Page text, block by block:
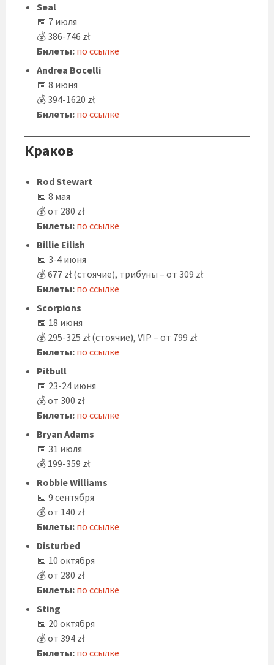
Seal
📅 7 июля
💰 386-746 zł
Билеты: по ссылке
Andrea Bocelli
📅 8 июня
💰 394-1620 zł
Билеты: по ссылке
Краков
Rod Stewart
📅 8 мая
💰 от 280 zł
Билеты: по ссылке
Billie Eilish
📅 3-4 июня
💰 677 zł (стоячие), трибуны – от 309 zł
Билеты: по ссылке
Scorpions
📅 18 июня
💰 295-325 zł (стоячие), VIP – от 799 zł
Билеты: по ссылке
Pitbull
📅 23-24 июня
💰 от 300 zł
Билеты: по ссылке
Bryan Adams
📅 31 июля
💰 199-359 zł
Robbie Williams
📅 9 сентября
💰 от 140 zł
Билеты: по ссылке
Disturbed
📅 10 октября
💰 от 280 zł
Билеты: по ссылке
Sting
📅 20 октября
💰 от 394 zł
Билеты: по ссылке